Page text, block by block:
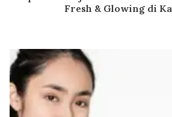
Fresh & Glowing di